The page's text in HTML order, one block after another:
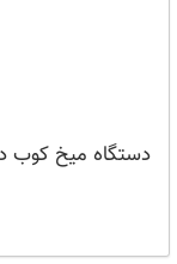
دستگاه میخ کوب